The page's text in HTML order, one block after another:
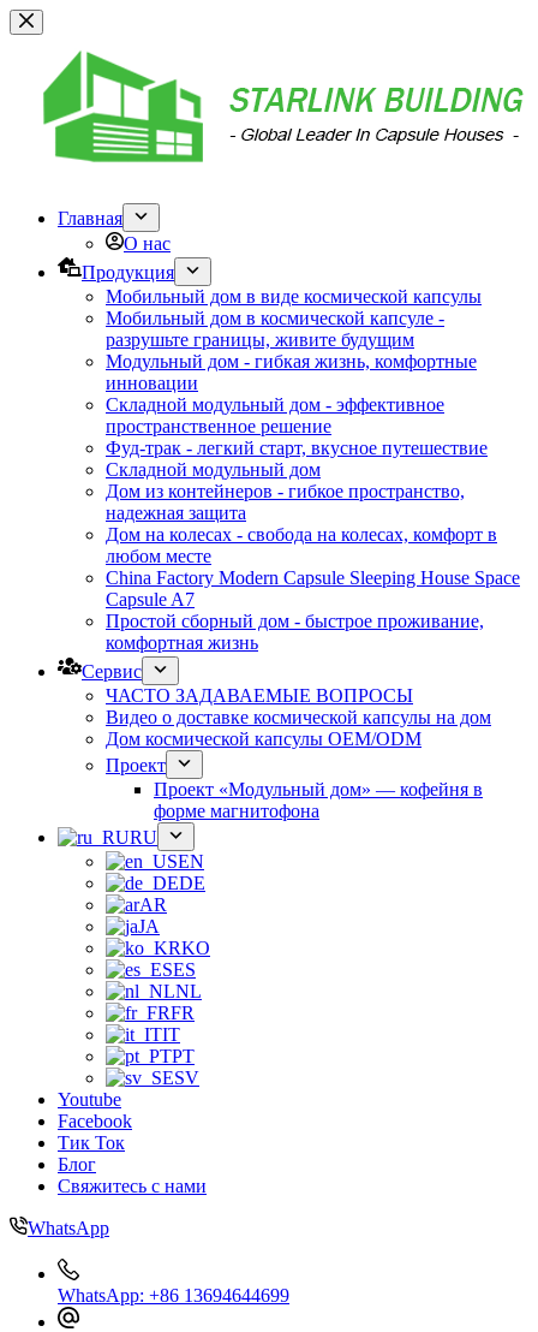
Перейти
к
содержанию
Главная
О нас
Продукция
Мобильный дом в виде космической капсулы
Мобильный дом в космической капсуле -
разрушьте границы, живите будущим
Модульный дом - гибкая жизнь, комфортные
инновации
Складной модульный дом - эффективное
пространственное решение
Фуд-трак - легкий старт, вкусное путешествие
Складной модульный дом
Дом из контейнеров - гибкое пространство,
надежная защита
Дом на колесах - свобода на колесах, комфорт в
любом месте
China Factory Modern Capsule Sleeping House Space
Capsule A7
Простой сборный дом - быстрое проживание,
комфортная жизнь
Сервис
ЧАСТО ЗАДАВАЕМЫЕ ВОПРОСЫ
Видео о доставке космической капсулы на дом
Дом космической капсулы OEM/ODM
Проект
Проект «Модульный дом» — кофейня в
форме магнитофона
RU
EN
DE
AR
JA
KO
ES
NL
FR
IT
PT
SV
Youtube
Facebook
Тик Ток
Блог
Свяжитесь с нами
WhatsApp
WhatsApp: +86 13694644699